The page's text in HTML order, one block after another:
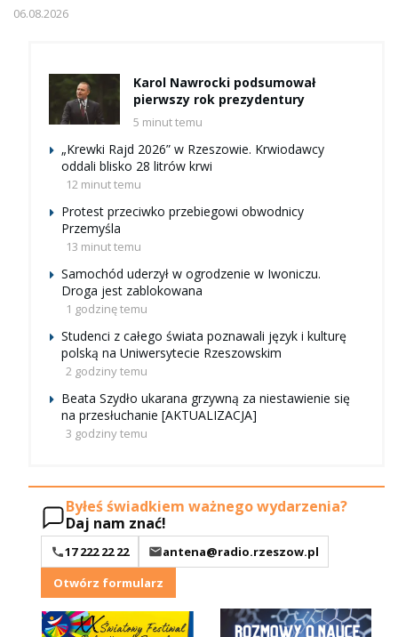
06.08.2026
Karol Nawrocki podsumował
pierwszy rok prezydentury
5 minut temu
„Krewki Rajd 2026” w Rzeszowie. Krwiodawcy
oddali blisko 28 litrów krwi
12 minut temu
Protest przeciwko przebiegowi obwodnicy
Przemyśla
13 minut temu
Samochód uderzył w ogrodzenie w Iwoniczu.
Droga jest zablokowana
1 godzinę temu
Studenci z całego świata poznawali język i kulturę
polską na Uniwersytecie Rzeszowskim
2 godziny temu
Beata Szydło ukarana grzywną za niestawienie się
na przesłuchanie [AKTUALIZACJA]
3 godziny temu
Byłeś świadkiem ważnego wydarzenia?
Daj nam znać!
17 222 22 22
antena@radio.rzeszow.pl
Otwórz formularz